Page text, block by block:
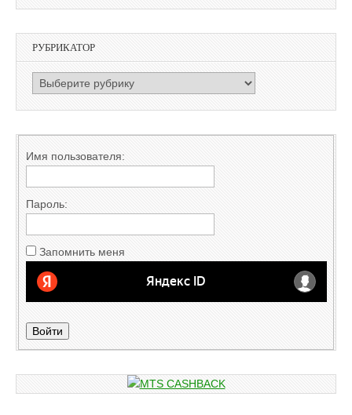
РУБРИКАТОР
РУБРИКАТОР
Имя пользователя:
Пароль:
Запомнить меня
Войти